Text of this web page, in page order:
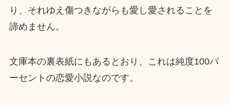
り、それゆえ傷つきながらも愛し愛されることを
諦めません。
文庫本の裏表紙にもあるとおり、これは純度100パ
ーセントの恋愛小説なのです。